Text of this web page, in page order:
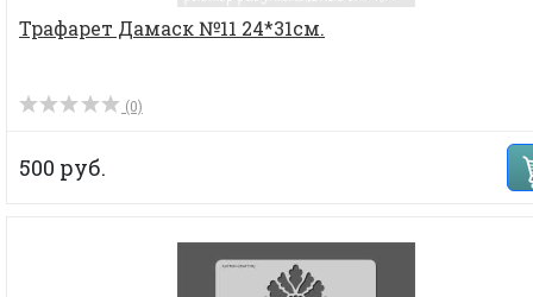
Трафарет Дамаск №11 24*31см.
(0)
500 руб.